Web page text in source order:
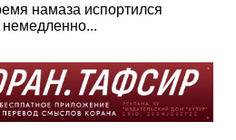
намаза испортился
немедленно...